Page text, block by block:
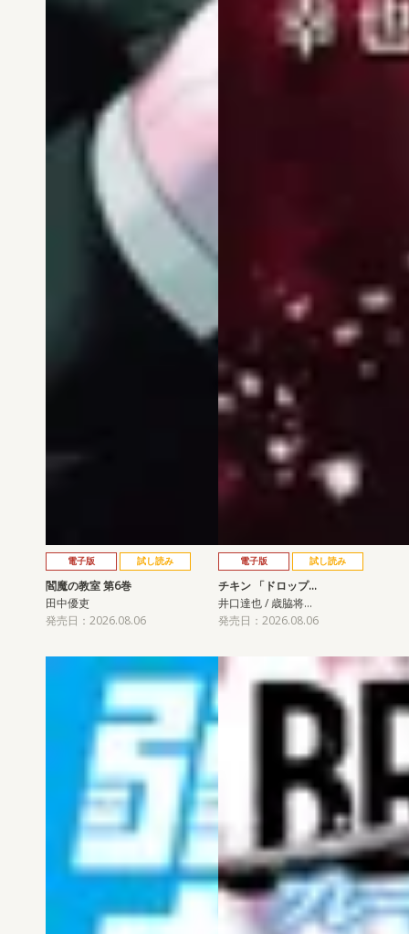
電子版 試し読み
閻魔の教室 第6巻
田中優吏
発売日：2026.08.06
電子版 試し読み
チキン 「ドロップ…
井口達也 / 歳脇将…
発売日：2026.08.06